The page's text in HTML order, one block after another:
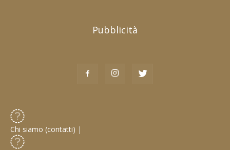
Pubblicità
Chi siamo (contatti) |